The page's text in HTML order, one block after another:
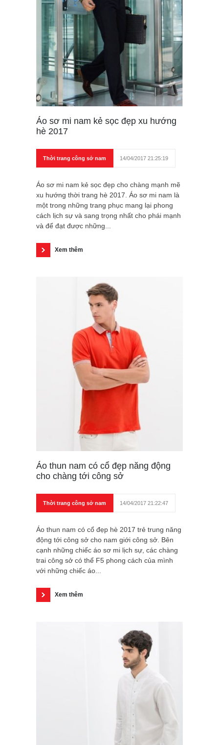
Áo sơ mi nam kẻ sọc đẹp xu hướng
hè 2017
Thời trang công sở nam 14/04/2017 21:25:19
Áo sơ mi nam kẻ sọc đẹp cho chàng mạnh mẽ
xu hướng thời trang hè 2017. Áo sơ mi nam là
một trong những trang phục mang lại phong
cách lịch sự và sang trọng nhất cho phái mạnh
và để đạt được những...
Xem thêm
Áo thun nam có cổ đẹp năng động
cho chàng tới công sở
Thời trang công sở nam 14/04/2017 21:22:47
Áo thun nam có cổ đẹp hè 2017 trẻ trung năng
động tới công sở cho nam giới công sở. Bên
cạnh những chiếc áo sơ mi lịch sự, các chàng
trai công sở có thể F5 phong cách của mình
với những chiếc áo...
Xem thêm